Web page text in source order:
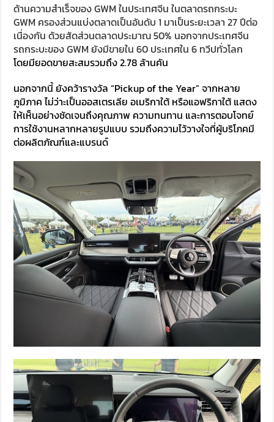
ด้านความสำเร็จของ GWM ในประเทศจีน ในตลาดรถกระบะ
GWM ครองส่วนแบ่งตลาดเป็นอันดับ 1 มาเป็นระยะเวลา 27 ปีต่อ
เนื่องกัน ด้วยสัดส่วนตลาดประมาณ 50% นอกจากประเทศจีน
รถกระบะของ GWM ยังมีขายใน 60 ประเทศใน 6 ทวีปทั่วโลก
โดยมียอดขายสะสมรวมถึง 2.78 ล้านคัน
นอกจากนี้ ยังคว้ารางวัล “Pickup of the Year” จากหลาย
ภูมิภาค ไม่ว่าะเป็นออสเตรเลีย อเมริกาใต้ หรือแอฟริกาใต้ แสดง
ให้เห็นอย่างชัดเจนถึงคุณภาพ ความทนทาน และการตอบโจทย์
การใช้งานหลากหลายรูปแบบ รวมถึงความไว้วางใจที่ผู้บริโภคมี
ต่อผลิตภัณฑ์และแบรนด์